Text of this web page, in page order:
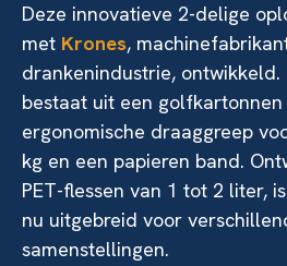
Deze innovatieve 2-delige
met Krones,
drankenindustrie, ontwikkeld.
bestaat uit een
ergonomische draaggreep
kg en een papieren band.
PET-flessen van 1 tot 2 liter,
nu uitgebreid voor
samenstellingen.